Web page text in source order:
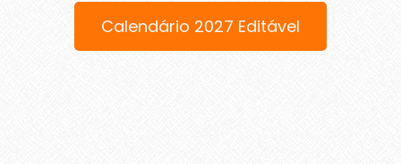
Calendário 2027 Editável